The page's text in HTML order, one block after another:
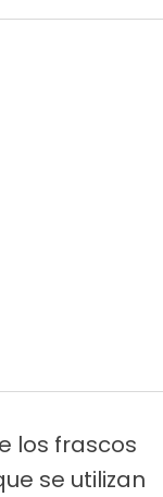
los frascos
se utilizan